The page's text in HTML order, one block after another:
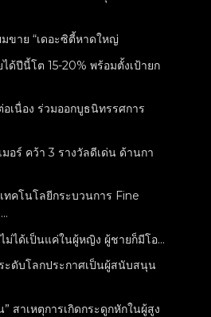
ขาย “เดอะซิตี้หาดใหญ่
ด้ปีนี้โต 15-20% พร้อมตั้งเป้ายก
เนื่อง ร่วมออกบูธนิทรรศการ
อร์ คว้า 3 รางวัลดีเด่น ด้านกา
ทคโนโลยีกระบวนการ Fine
ม่ได้เป็นแค่ในผู้หญิง ผู้ชายก็มีโอ...
ะดับโลกประกาศเป็นผู้สนับสนุน
สาเหตุการเกิดกระดูกหักในผู้สูง